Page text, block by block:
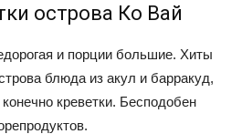
острова Ко Вай
и порции большие. Хиты
блюда из акул и барракуд,
креветки. Бесподобен